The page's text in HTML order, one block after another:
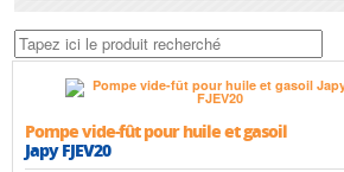
Pompe vide-fût pour huile et gasoil
Japy FJEV20